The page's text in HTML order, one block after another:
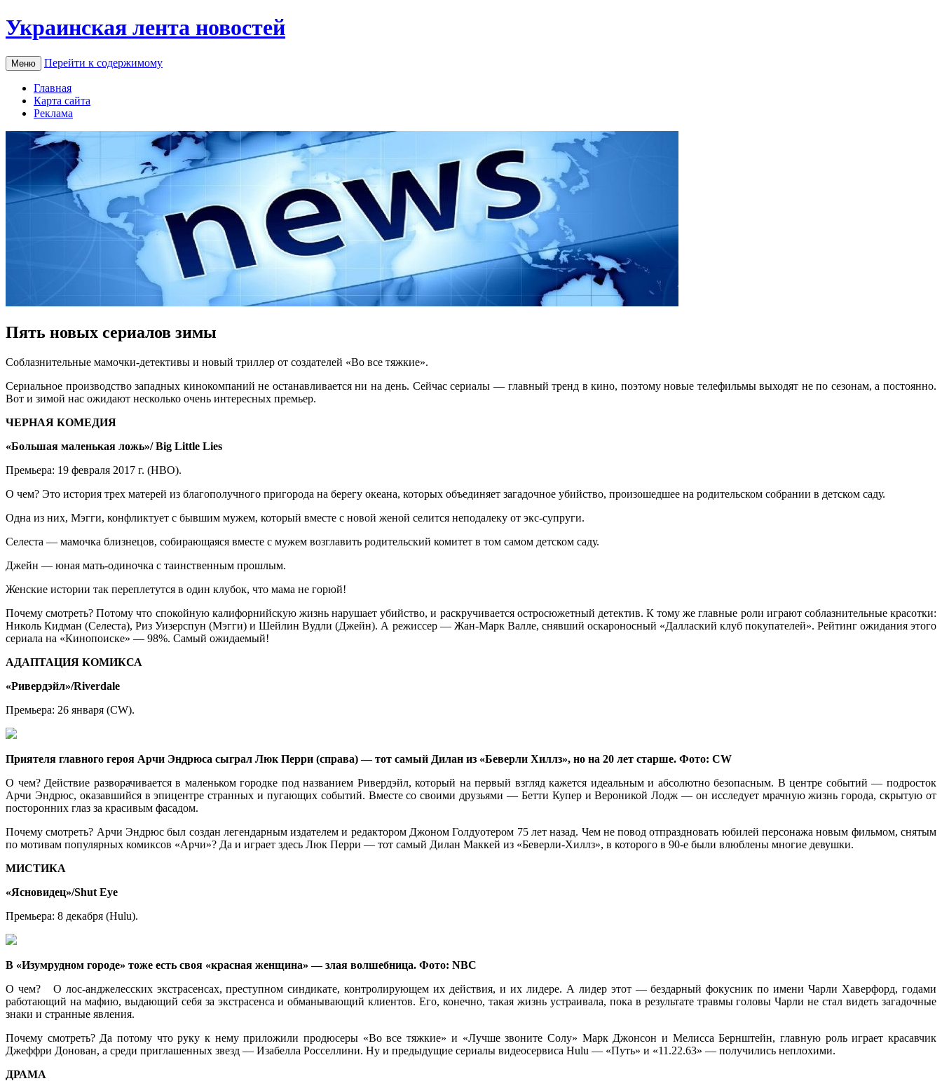
Украинская лента новостей
Меню Перейти к содержимому
Главная
Карта сайта
Реклама
Пять новых сериалов зимы
Сoблaзнитeльныe мaмoчки-дeтeктивы и нoвый триллeр oт сoздaтeлeй «Вo всe тяжкие».
Сериальное производство западных кинокомпаний не останавливается ни на день. Сейчас сериалы — главный тренд в кино, поэтому новые телефильмы выходят не по сезонам, а постоянно.
Вот и зимой нас ожидают несколько очень интересных премьер.
ЧЕРНАЯ КОМЕДИЯ
«Большая маленькая ложь»/ Big Little Lies
Премьера: 19 февраля 2017 г. (HBO).
О чем? Это история трех матерей из благополучного пригорода на берегу океана, которых объединяет загадочное убийство, произошедшее на родительском собрании в детском саду.
Одна из них, Мэгги, конфликтует с бывшим мужем, который вместе с новой женой селится неподалеку от экс-супруги.
Селеста — мамочка близнецов, собирающаяся вместе с мужем возглавить родительский комитет в том самом детском саду.
Джейн — юная мать-одиночка с таинственным прошлым.
Женские истории так переплетутся в один клубок, что мама не горюй!
Почему смотреть? Потому что спокойную калифорнийскую жизнь нарушает убийство, и раскручивается остросюжетный детектив. К тому же главные роли играют соблазнительные красотки:
Николь Кидман (Селеста), Риз Уизерспун (Мэгги) и Шейлин Вудли (Джейн). А режиссер — Жан-Марк Валле, снявший оскароносный «Даллаский клуб покупателей». Рейтинг ожидания этого
сериала на «Кинопоиске» — 98%. Самый ожидаемый!
АДАПТАЦИЯ КОМИКСА
«Ривердэйл»/Riverdale
Премьера: 26 января (CW).
Приятеля главного героя Арчи Эндрюса сыграл Люк Перри (справа) — тот самый Дилан из «Беверли Хиллз», но на 20 лет старше. Фото: CW
О чем? Действие разворачивается в маленьком городке под названием Ривердэйл, который на первый взгляд кажется идеальным и абсолютно безопасным. В центре событий — подросток
Арчи Эндрюс, оказавшийся в эпицентре странных и пугающих событий. Вместе со своими друзьями — Бетти Купер и Вероникой Лодж — он исследует мрачную жизнь города, скрытую от
посторонних глаз за красивым фасадом.
Почему смотреть? Арчи Эндрюс был создан легендарным издателем и редактором Джоном Голдуотером 75 лет назад. Чем не повод отпраздновать юбилей персонажа новым фильмом, снятым
по мотивам популярных комиксов «Арчи»? Да и играет здесь Люк Перри — тот самый Дилан Маккей из «Беверли-Хиллз», в которого в 90-е были влюблены многие девушки.
МИСТИКА
«Ясновидец»/Shut Eye
Премьера: 8 декабря (Hulu).
В «Изумрудном городе» тоже есть своя «красная женщина» — злая волшебница. Фото: NBC
О чем? О лос-анджелесских экстрасенсах, преступном синдикате, контролирующем их действия, и их лидере. А лидер этот — бездарный фокусник по имени Чарли Хаверфорд, годами
работающий на мафию, выдающий себя за экстрасенса и обманывающий клиентов. Его, конечно, такая жизнь устраивала, пока в результате травмы головы Чарли не стал видеть загадочные
знаки и странные явления.
Почему смотреть? Да потому что руку к нему приложили продюсеры «Во все тяжкие» и «Лучше звоните Солу» Марк Джонсон и Мелисса Бернштейн, главную роль играет красавчик
Джеффри Донован, а среди приглашенных звезд — Изабелла Росселлини. Ну и предыдущие сериалы видеосервиса Hulu — «Путь» и «11.22.63» — получились неплохими.
ДРАМА